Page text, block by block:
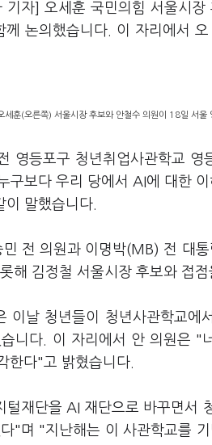
기자] 오세훈 국민의힘 서울시
께 논의했습니다. 이 자리에서
세훈(오른쪽) 서울시장 후보와 안철수 의원이 18일 서
영등포구 청년취업사관학교
구보다 우리 당에서 AI에 대한
말했습니다.
전 의원과 이명박(MB) 전 대
해 김정철 서울시장 후보와 접점
이날 청년들이 청년사관학교에
니다. 이 자리에서 안 의원은
한다"고 밝혔습니다.
재단을 AI 재단으로 바꾸면서
"며 "지난해는 이 사관학교를